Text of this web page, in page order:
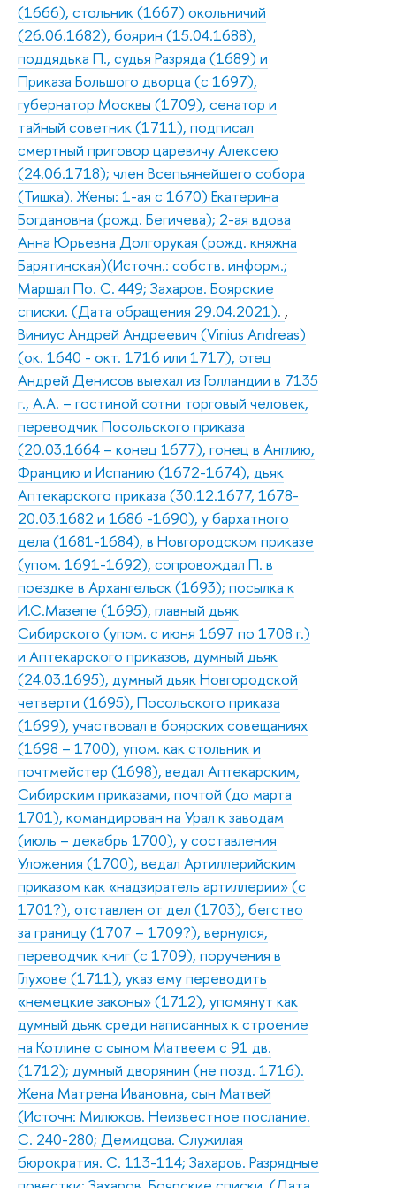
(1666), стольник (1667) окольничий
(26.06.1682), боярин (15.04.1688),
поддядька П., судья Разряда (1689) и
Приказа Большого дворца (с 1697),
губернатор Москвы (1709), сенатор и
тайный советник (1711), подписал
смертный приговор царевичу Алексею
(24.06.1718); член Всепьянейшего собора
(Тишка). Жены: 1-ая с 1670) Екатерина
Богдановна (рожд. Бегичева); 2-ая вдова
Анна Юрьевна Долгорукая (рожд. княжна
Барятинская)(Источн.: собств. информ.;
Маршал По. С. 449; Захаров. Боярские
списки. (Дата обращения 29.04.2021). ,
Виниус Андрей Андреевич (Vinius Andreas)
(ок. 1640 - окт. 1716 или 1717), отец
Андрей Денисов выехал из Голландии в 7135
г., А.А. – гостиной сотни торговый человек,
переводчик Посольского приказа
(20.03.1664 – конец 1677), гонец в Англию,
Францию и Испанию (1672-1674), дьяк
Аптекарского приказа (30.12.1677, 1678-
20.03.1682 и 1686 -1690), у бархатного
дела (1681-1684), в Новгородском приказе
(упом. 1691-1692), сопровождал П. в
поездке в Архангельск (1693); посылка к
И.С.Мазепе (1695), главный дьяк
Сибирского (упом. с июня 1697 по 1708 г.)
и Аптекарского приказов, думный дьяк
(24.03.1695), думный дьяк Новгородской
четверти (1695), Посольского приказа
(1699), участвовал в боярских совещаниях
(1698 – 1700), упом. как стольник и
почтмейстер (1698), ведал Аптекарским,
Сибирским приказами, почтой (до марта
1701), командирован на Урал к заводам
(июль – декабрь 1700), у составления
Уложения (1700), ведал Артиллерийским
приказом как «надзиратель артиллерии» (с
1701?), отставлен от дел (1703), бегство
за границу (1707 – 1709?), вернулся,
переводчик книг (с 1709), поручения в
Глухове (1711), указ ему переводить
«немецкие законы» (1712), упомянут как
думный дьяк среди написанных к строение
на Котлине с сыном Матвеем с 91 дв.
(1712); думный дворянин (не позд. 1716).
Жена Матрена Ивановна, сын Матвей
(Источн: Милюков. Неизвестное послание.
С. 240-280; Демидова. Служилая
бюрократия. С. 113-114; Захаров. Разрядные